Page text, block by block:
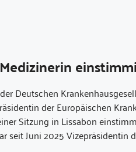
Deutschen
der Europäischen
Sitzung in Lissabon
seit Juni 2025 Vizepräsidentin